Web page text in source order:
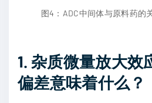
图4：ADC中间体与原料药的
1. 杂质微量放大效
偏差意味着什么？